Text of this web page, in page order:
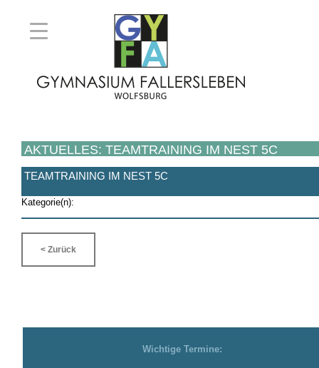
AKTUELLES: TEAMTRAINING IM NEST 5C
TEAMTRAINING IM NEST 5C
Kategorie(n):
< Zurück
Wichtige Termine: